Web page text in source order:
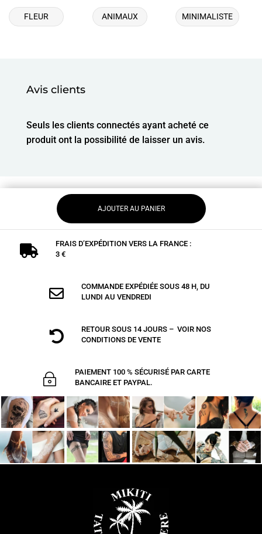
FLEUR ANIMAUX MINIMALISTE
Avis clients
Seuls les clients connectés ayant acheté ce
produit ont la possibilité de laisser un avis.
AJOUTER AU PANIER

FRAIS D’EXPÉDITION VERS LA FRANCE :
3 €

COMMANDE EXPÉDIÉE SOUS 48 H, DU
LUNDI AU VENDREDI

RETOUR SOUS 14 JOURS – VOIR NOS
CONDITIONS DE VENTE
~
PAIEMENT 100 % SÉCURISÉ PAR CARTE
BANCAIRE ET PAYPAL.